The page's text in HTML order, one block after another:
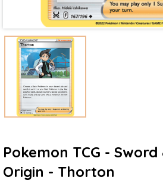
Pokemon TCG -
Origin - Thorton